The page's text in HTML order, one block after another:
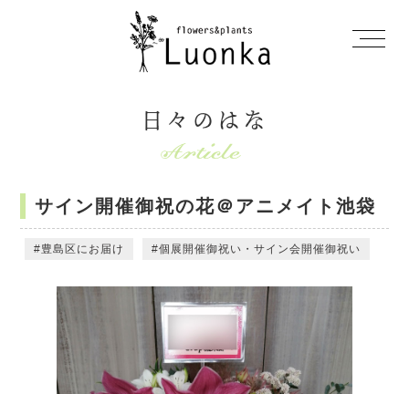
日々のはな
サイン開催御祝の花＠アニメイト池袋
豊島区にお届け 個展開催御祝い・サイン会開催御祝い